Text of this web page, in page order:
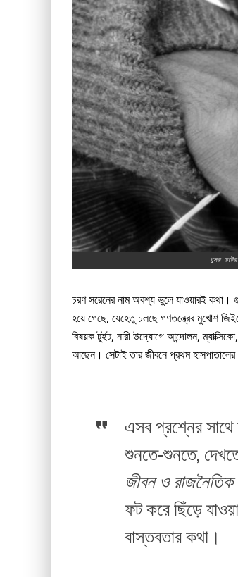
ধুসর
চরণ সরেনের নাম অবশ্য ভুলে যাওয়ারই কথা।
হয়ে গেছে, যেহেতু চলছে গণতন্ত্রের মুখোশ
বিষয়ক টুইট, নারী উদ্যোগে আন্দোলন,
আছেন। সেটাই তার জীবনে প্রথম
এসব প্রশ্নের সাথে
শুনতে-শুনতে,
জীবন ও রাজনৈতিক
ফট করে ছিঁড়ে
বাস্তবতার কথা।